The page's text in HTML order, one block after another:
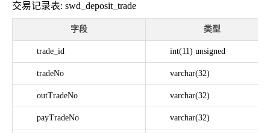
交易记录表: swd_deposit_trade
字段 类型
trade_id int(11) unsigned
tradeNo varchar(32)
outTradeNo varchar(32)
payTradeNo varchar(32)